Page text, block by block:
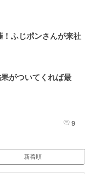
ふじポンさんが来社
がついてくれば最
9
新着順